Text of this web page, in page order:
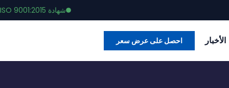
شهادة ISO 9001:2015
الأخبار احصل على عرض سعر